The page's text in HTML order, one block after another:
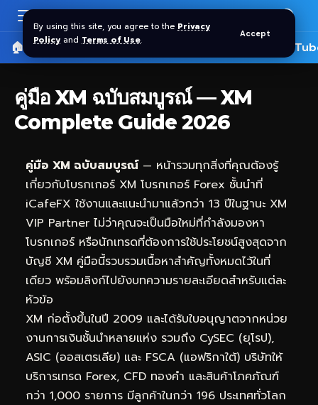
By using this site, you agree to the Privacy
Policy and Terms of Use.
Accept
🏠 หน้าแรก ราคาทอง SPDR 🎬
คู่มือ XM ฉบับสมบูรณ์ — XM
Complete Guide 2026
คู่มือ XM ฉบับสมบูรณ์— หน้ารวมทุกสิ่งที่คุณต้องรู้
เกี่ยวกับโบรกเกอร์ XM โบรกเกอร์ Forex ชั้นนำที่
iCafeFX ใช้งานและแนะนำมาแล้วกว่า 13 ปีในฐานะ XM
VIP Partner ไม่ว่าคุณจะเป็นมือใหม่ที่กำลังมองหา
โบรกเกอร์ หรือนักเทรดที่ต้องการใช้ประโยชน์สูงสุดจาก
บัญชี XM คู่มือนี้รวบรวมเนื้อหาสำคัญทั้งหมดไว้ในที่
เดียว พร้อมลิงก์ไปยังบทความรายละเอียดสำหรับแต่ละ
หัวข้อ
XM ก่อตั้งขึ้นในปี 2009 และได้รับใบอนุญาตจากหน่วย
งานการเงินชั้นนำหลายแห่ง รวมถึง CySEC (ยุโรป),
ASIC (ออสเตรเลีย) และ FSCA (แอฟริกาใต้) บริษัทให้
บริการเทรด Forex, CFD ทองคำ และสินค้าโภคภัณฑ์
กว่า 1,000 รายการ มีลูกค้าในกว่า 196 ประเทศทั่วโลก